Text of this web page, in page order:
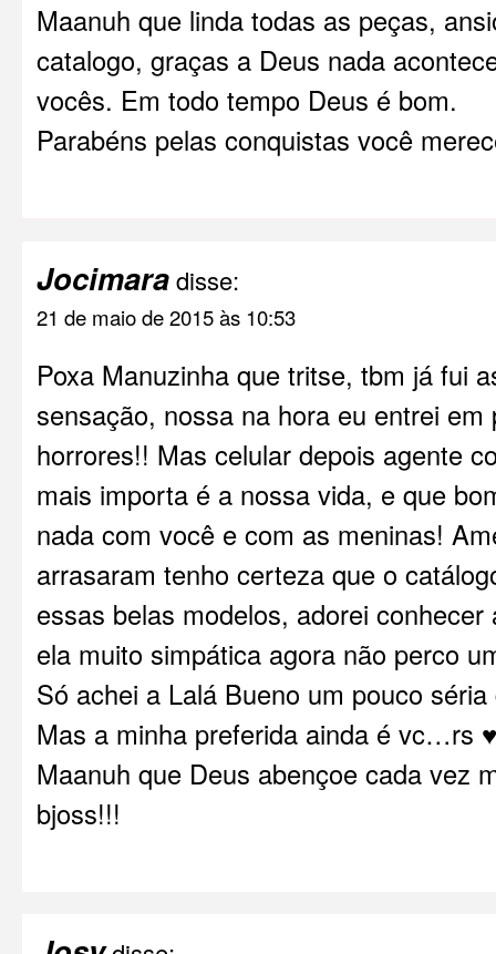
Maanuh que linda todas as peças,
catalogo, graças a Deus nada
vocês. Em todo tempo Deus é bom.
Parabéns pelas conquistas você
Jocimaradisse:
21 de maio de 2015 às 10:53
Poxa Manuzinha que tritse, tbm já fui
sensação, nossa na hora eu entrei em
horrores!! Mas celular depois agente
mais importa é a nossa vida, e que
nada com você e com as meninas!
arrasaram tenho certeza que o
essas belas modelos, adorei
ela muito simpática agora não perco
Só achei a Lalá Bueno um pouco
Mas a minha preferida ainda é vc…rs
Maanuh que Deus abençoe cada vez
bjoss!!!